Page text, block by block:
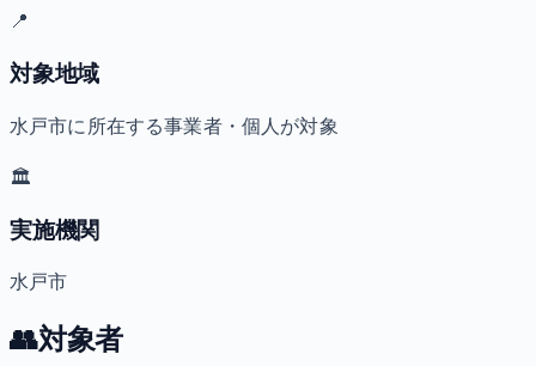
📍
対象地域
水戸市に所在する事業者・個人が対象
🏛️
実施機関
水戸市
👥対象者